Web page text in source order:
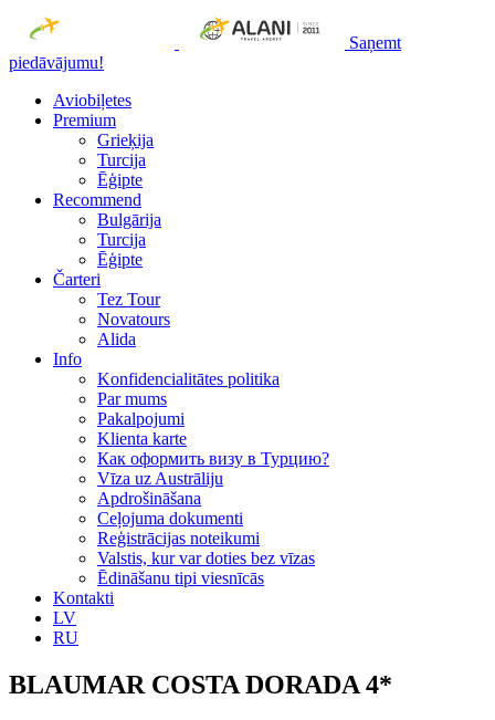
Saņemt
piedāvājumu!
Aviobiļetes
Premium
Grieķija
Turcija
Ēģipte
Recommend
Bulgārija
Turcija
Ēģipte
Čarteri
Tez Tour
Novatours
Alida
Info
Konfidencialitātes politika
Par mums
Рakalpojumi
Klienta karte
Как оформить визу в Турцию?
Vīza uz Austrāliju
Apdrošināšana
Ceļojuma dokumenti
Reģistrācijas noteikumi
Valstis, kur var doties bez vīzas
Ēdināšanu tipi viesnīcās
Kontakti
LV
RU
BLAUMAR COSTA DORADA 4*